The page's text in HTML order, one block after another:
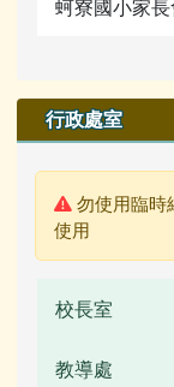
蚵寮國小家長
行政處室
警告:
勿使用臨時
使用
校長室
教導處